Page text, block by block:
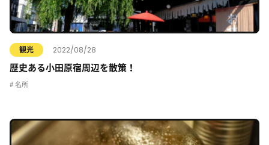
観光 2022/08/28
歴史ある小田原宿周辺を散策！
名所